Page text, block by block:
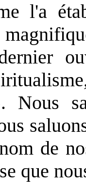
l'a
Nous
de
que